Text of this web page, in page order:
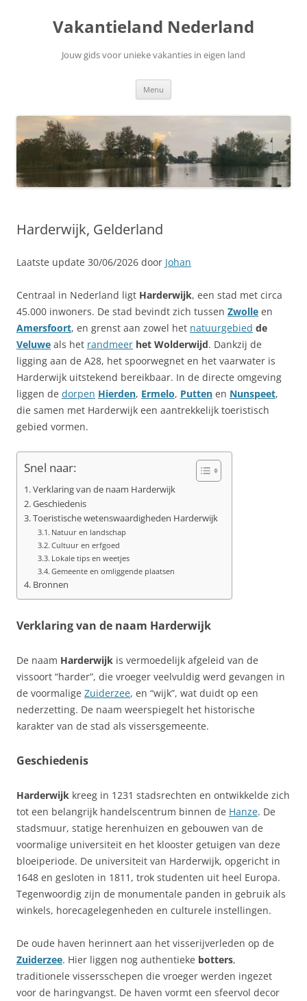
Vakantieland Nederland
Jouw gids voor unieke vakanties in eigen land
Menu
Harderwijk, Gelderland
Laatste update 30/06/2026 door Johan
Centraal in Nederland ligt Harderwijk, een stad met circa
45.000 inwoners. De stad bevindt zich tussen Zwolle en
Amersfoort, en grenst aan zowel het natuurgebied de
Veluwe als het randmeer het Wolderwijd. Dankzij de
ligging aan de A28, het spoorwegnet en het vaarwater is
Harderwijk uitstekend bereikbaar. In de directe omgeving
liggen de dorpen Hierden, Ermelo, Putten en Nunspeet,
die samen met Harderwijk een aantrekkelijk toeristisch
gebied vormen.
Snel naar:
Verklaring van de naam Harderwijk
Geschiedenis
Toeristische wetenswaardigheden Harderwijk
Natuur en landschap
Cultuur en erfgoed
Lokale tips en weetjes
Gemeente en omliggende plaatsen
Bronnen
Verklaring van de naam Harderwijk
De naam Harderwijk is vermoedelijk afgeleid van de
vissoort “harder”, die vroeger veelvuldig werd gevangen in
de voormalige Zuiderzee, en “wijk”, wat duidt op een
nederzetting. De naam weerspiegelt het historische
karakter van de stad als vissersgemeente.
Geschiedenis
Harderwijk kreeg in 1231 stadsrechten en ontwikkelde zich
tot een belangrijk handelscentrum binnen de Hanze. De
stadsmuur, statige herenhuizen en gebouwen van de
voormalige universiteit en het klooster getuigen van deze
bloeiperiode. De universiteit van Harderwijk, opgericht in
1648 en gesloten in 1811, trok studenten uit heel Europa.
Tegenwoordig zijn de monumentale panden in gebruik als
winkels, horecagelegenheden en culturele instellingen.
De oude haven herinnert aan het visserijverleden op de
Zuiderzee. Hier liggen nog authentieke botters,
traditionele vissersschepen die vroeger werden ingezet
voor de haringvangst. De haven vormt een sfeervol decor